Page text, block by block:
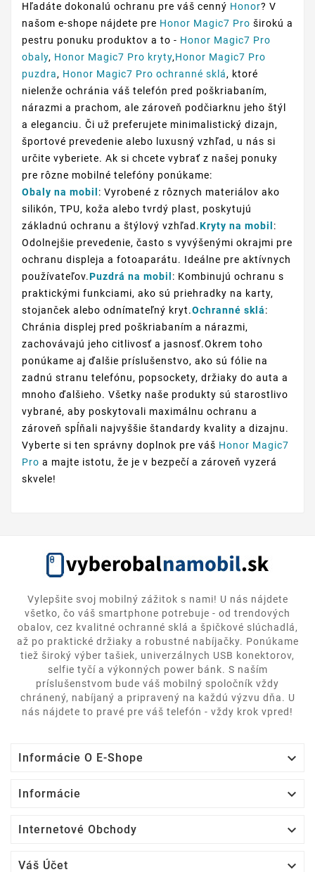
Hľadáte dokonalú ochranu pre váš cenný Honor? V
našom e-shope nájdete pre Honor Magic7 Pro širokú a
pestru ponuku produktov a to - Honor Magic7 Pro
obaly, Honor Magic7 Pro kryty,Honor Magic7 Pro
puzdra, Honor Magic7 Pro ochranné sklá, ktoré
nielenže ochránia váš telefón pred poškriabaním,
nárazmi a prachom, ale zároveň podčiarknu jeho štýl
a eleganciu. Či už preferujete minimalistický dizajn,
športové prevedenie alebo luxusný vzhľad, u nás si
určite vyberiete. Ak si chcete vybrať z našej ponuky
pre rôzne mobilné telefóny ponúkame:
Obaly na mobil : Vyrobené z rôznych materiálov ako
silikón, TPU, koža alebo tvrdý plast, poskytujú
základnú ochranu a štýlový vzhľad.Kryty na mobil :
Odolnejšie prevedenie, často s vyvýšenými okrajmi pre
ochranu displeja a fotoaparátu. Ideálne pre aktívnych
používateľov.Puzdrá na mobil : Kombinujú ochranu s
praktickými funkciami, ako sú priehradky na karty,
stojanček alebo odnímateľný kryt.Ochranné sklá:
Chránia displej pred poškriabaním a nárazmi,
zachovávajú jeho citlivosť a jasnosť.Okrem toho
ponúkame aj ďalšie príslušenstvo, ako sú fólie na
zadnú stranu telefónu, popsockety, držiaky do auta a
mnoho ďalšieho. Všetky naše produkty sú starostlivo
vybrané, aby poskytovali maximálnu ochranu a
zároveň spĺňali najvyššie štandardy kvality a dizajnu.
Vyberte si ten správny doplnok pre váš Honor Magic7
Pro a majte istotu, že je v bezpečí a zároveň vyzerá
skvele!
Vylepšite svoj mobilný zážitok s nami! U nás nájdete
všetko, čo váš smartphone potrebuje - od trendových
obalov, cez kvalitné ochranné sklá a špičkové slúchadlá,
až po praktické držiaky a robustné nabíjačky. Ponúkame
tiež široký výber tašiek, univerzálnych USB konektorov,
selfie tyčí a výkonných power bánk. S naším
príslušenstvom bude váš mobilný spoločník vždy
chránený, nabíjaný a pripravený na každú výzvu dňa. U
nás nájdete to pravé pre váš telefón - vždy krok vpred!
Informácie O E-Shope 
Informácie 
Internetové Obchody 
Váš Účet 